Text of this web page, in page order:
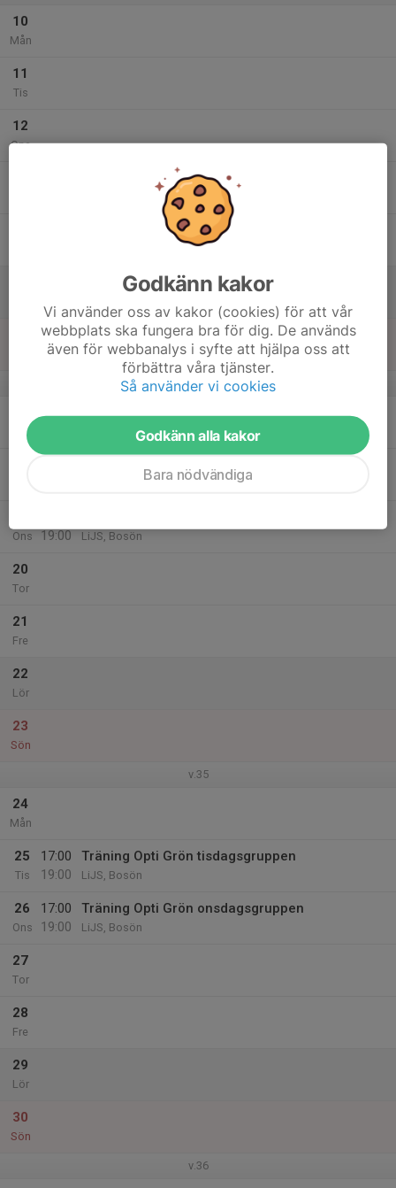
10
Mån
11
Tis
12
Ons
v.34
Mån
Ons
19:00
LiJS, Bosön
20
Tor
21
Fre
22
Lör
23
Sön
v.35
24
Mån
25
Tis
17:00
19:00
Träning Opti Grön tisdagsgruppen
LiJS, Bosön
26
Ons
17:00
19:00
Träning Opti Grön onsdagsgruppen
LiJS, Bosön
27
Tor
28
Fre
29
Lör
30
Sön
v.36
Godkänn kakor
Vi använder oss av kakor (cookies) för att vår
webbplats ska fungera bra för dig. De används
även för webbanalys i syfte att hjälpa oss att
förbättra våra tjänster.
Så använder vi cookies
Godkänn alla kakor
Bara nödvändiga